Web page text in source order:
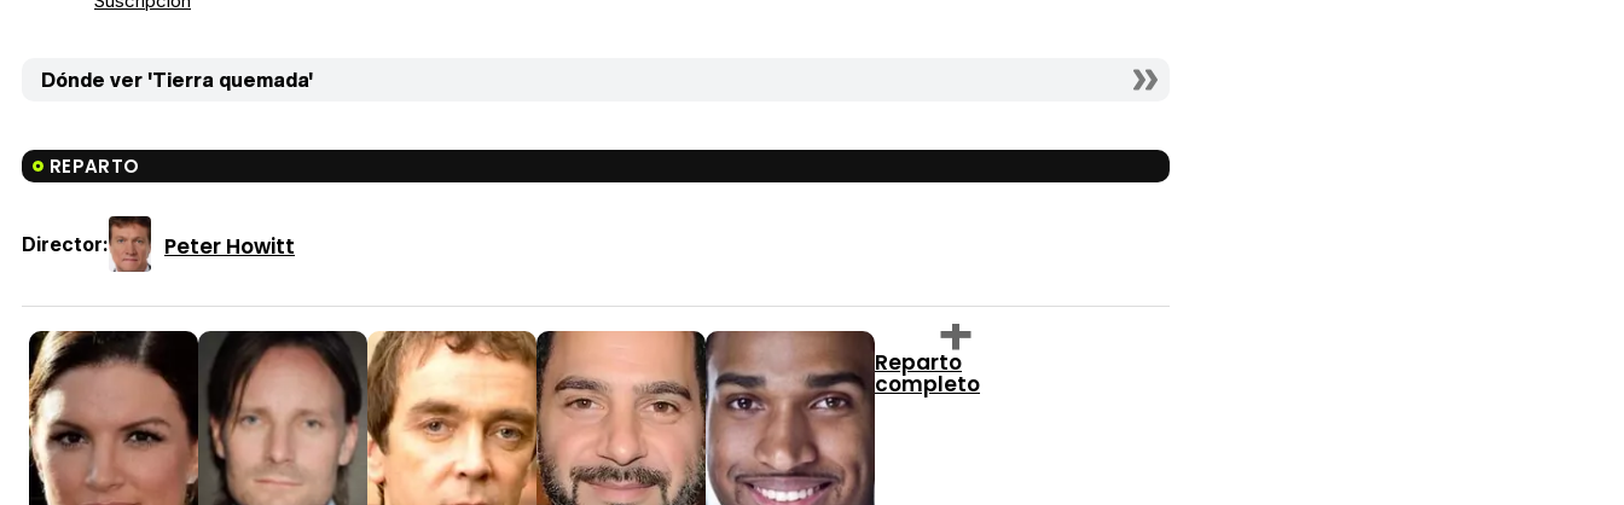
Dónde ver 'Tierra quemada'
REPARTO
Director: Peter Howitt
Reparto
completo